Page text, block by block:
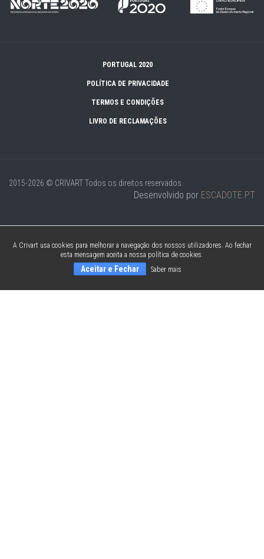
PORTUGAL 2020
POLÍTICA DE PRIVACIDADE
TERMOS E CONDIÇÕES
LIVRO DE RECLAMAÇÕES
2015-2026 © CRIVARTTodos os direitos reservados.
Desenvolvido por ESCADOTE.PT
A Crivart usa cookies para melhorar a navegação dos nossos utilizadores. Ao fechar
esta mensagem aceita a nossa política de cookies.
Aceitar e Fechar Saber mais